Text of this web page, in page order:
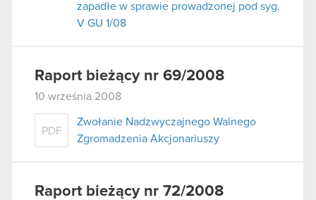
zapadłe w sprawie prowadzonej pod syg.
V GU 1/08
Raport bieżący nr 69/2008
10 września 2008
PDF
Zwołanie Nadzwyczajnego Walnego
Zgromadzenia Akcjonariuszy
Raport bieżący nr 72/2008